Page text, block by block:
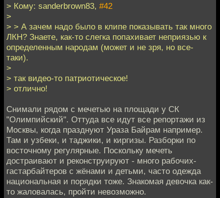
> Кому: sanderbrown83, #42
>
> > А зачем надо было в клипе показывать так много
ЛКН? Знаете, как-то слегка попахивает неприязью к
определенным народам (может и не зря, но все-
таки).
>
> так видео-то патриотическое!
> отлично!
Снимали рядом с мечетью на площади у СК
"Олимпийский". Оттуда все идут все репортажи из
Москвы, когда празднуют Ураза Байрам например.
Там и узбеки, и таджики, и киргизы. Разборки по
восточному регулярные. Поскольку мечеть
достраивают и реконструируют - много рабочих-
гастарбайтеров с жёнами и детьми, часто одежда
национальная и порядки тоже. Знакомая девочка как-
то жаловалась, пройти невозможно.